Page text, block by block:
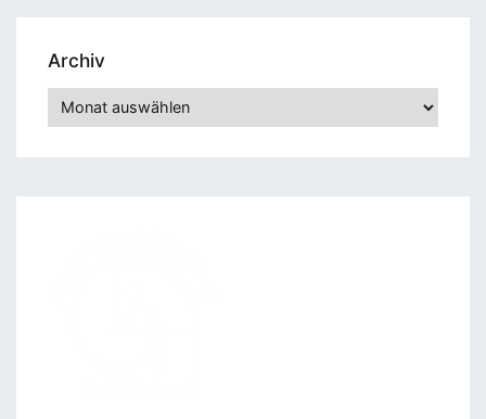
Archiv
Archiv